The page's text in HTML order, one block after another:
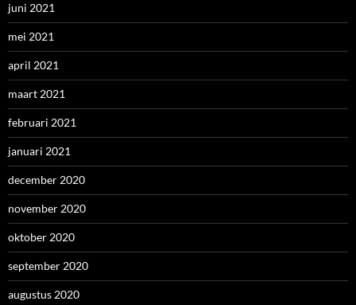
juni 2021
mei 2021
april 2021
maart 2021
februari 2021
januari 2021
december 2020
november 2020
oktober 2020
september 2020
augustus 2020